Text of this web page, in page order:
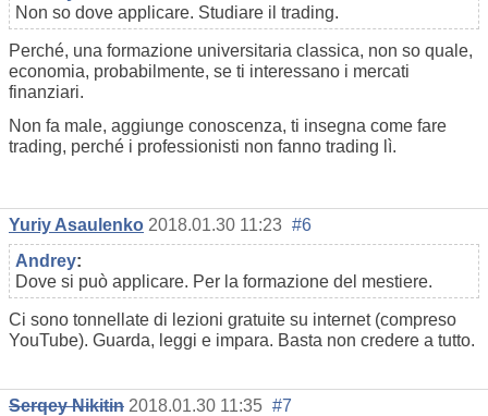
Non so dove applicare. Studiare il trading.
Perché, una formazione universitaria classica, non so quale,
economia, probabilmente, se ti interessano i mercati
finanziari.
Non fa male, aggiunge conoscenza, ti insegna come fare
trading, perché i professionisti non fanno trading lì.
Yuriy Asaulenko 2018.01.30 11:23 #6
Andrey:
Dove si può applicare. Per la formazione del mestiere.
Ci sono tonnellate di lezioni gratuite su internet (compreso
YouTube). Guarda, leggi e impara. Basta non credere a tutto.
Serqey Nikitin 2018.01.30 11:35 #7